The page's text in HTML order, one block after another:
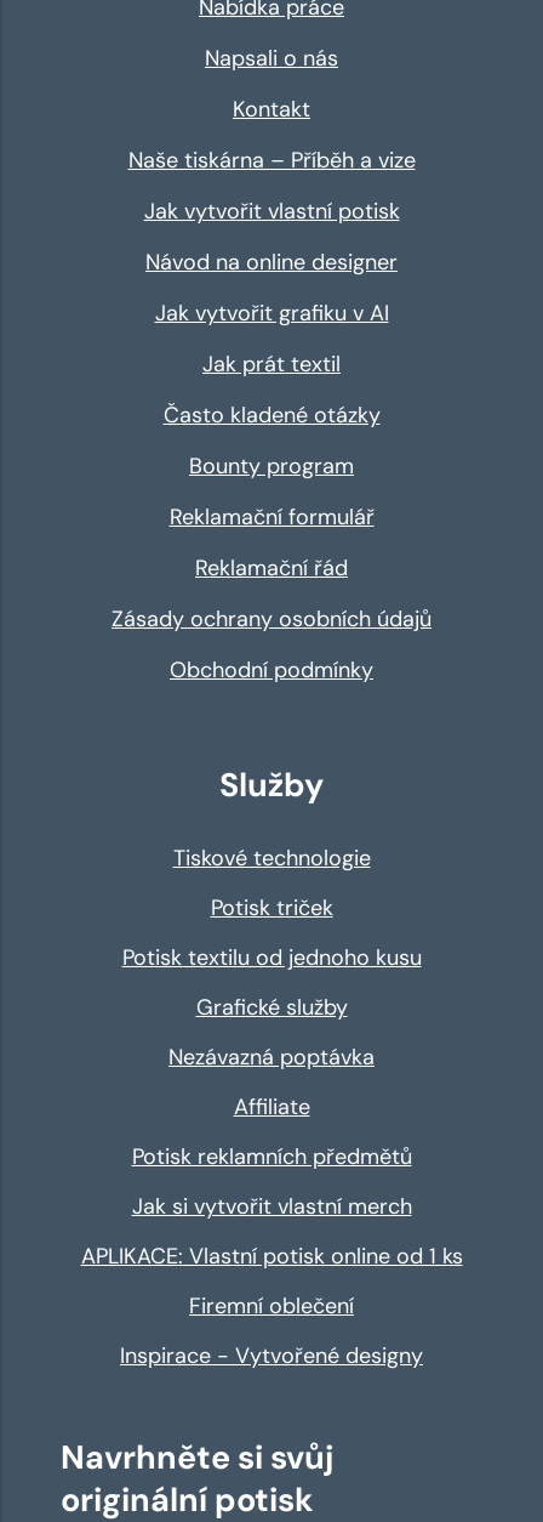
Nabídka práce
Napsali o nás
Kontakt
Naše tiskárna – Příběh a vize
Jak vytvořit vlastní potisk
Návod na online designer
Jak vytvořit grafiku v AI
Jak prát textil
Často kladené otázky
Bounty program
Reklamační formulář
Reklamační řád
Zásady ochrany osobních údajů
Obchodní podmínky
Služby
Tiskové technologie
Potisk triček
Potisk textilu od jednoho kusu
Grafické služby
Nezávazná poptávka
Affiliate
Potisk reklamních předmětů
Jak si vytvořit vlastní merch
APLIKACE: Vlastní potisk online od 1 ks
Firemní oblečení
Inspirace - Vytvořené designy
Navrhněte si svůj
originální potisk